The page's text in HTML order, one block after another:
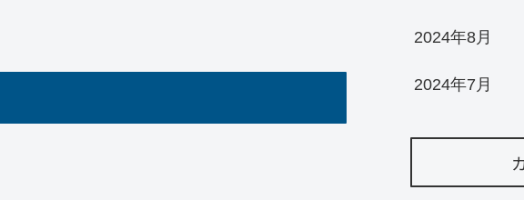
2024年8月
2024年7月